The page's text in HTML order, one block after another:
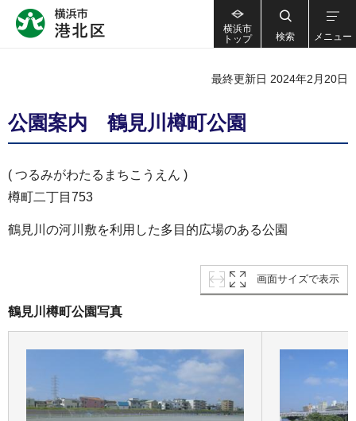
横浜市
トップ
検索 メニュー
最終更新日 2024年2月20日
公園案内 鶴見川樽町公園
( つるみがわたるまちこうえん )
樽町二丁目753
鶴見川の河川敷を利用した多目的広場のある公園
画面サイズで表示
鶴見川樽町公園写真